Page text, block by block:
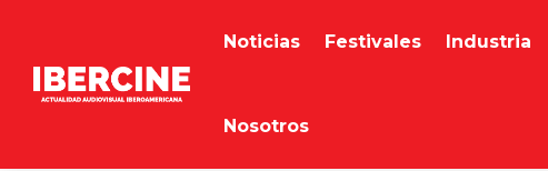
Noticias Festivales Industria
Nosotros